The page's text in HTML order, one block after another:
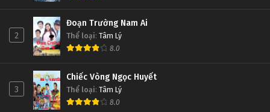
2
Đoạn Trường Nam Ai
Thể loại: Tâm Lý
8.0
3
Chiếc Vòng Ngọc Huyết
Thể loại: Tâm Lý
8.0